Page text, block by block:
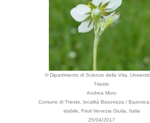
© Dipartimento di Scienze della Vita,
Trieste
Andrea Moro
Comune di Trieste, località Basovizza /
stabile, Friuli Venezia Giulia, Italia
25/04/2017